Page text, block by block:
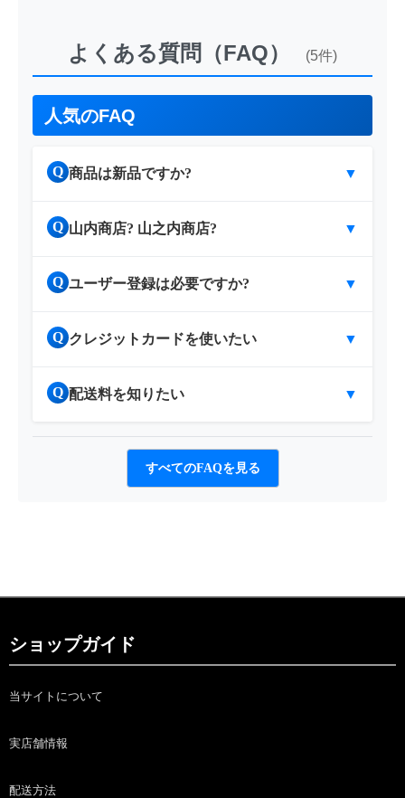
よくある質問（FAQ） (5件)
人気のFAQ
Q 商品は新品ですか? ▼
Q 山内商店? 山之内商店? ▼
Q ユーザー登録は必要ですか? ▼
Q クレジットカードを使いたい ▼
Q 配送料を知りたい ▼
すべてのFAQを見る
ショップガイド
当サイトについて
実店舗情報
配送方法